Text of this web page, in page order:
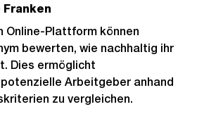
Franken
Online-Plattform können
bewerten, wie nachhaltig ihr
Dies ermöglicht
Arbeitgeber anhand
zu vergleichen.